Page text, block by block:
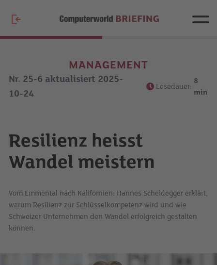
MANAGEMENT
Nr. 25-6 aktualisiert 2025-
10-24
Lesedauer:
8
min
Resilienz heisst
Wandel meistern
Vom Emmental nach Kalifornien: Hannes Scheidegger erklärt,
warum Resilienz zur Schlüsselkompetenz wird und wie
Schweizer Unternehmen den Wandel erfolgreich gestalten
können.